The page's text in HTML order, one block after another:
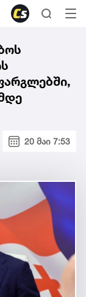
20 მაი 7:53